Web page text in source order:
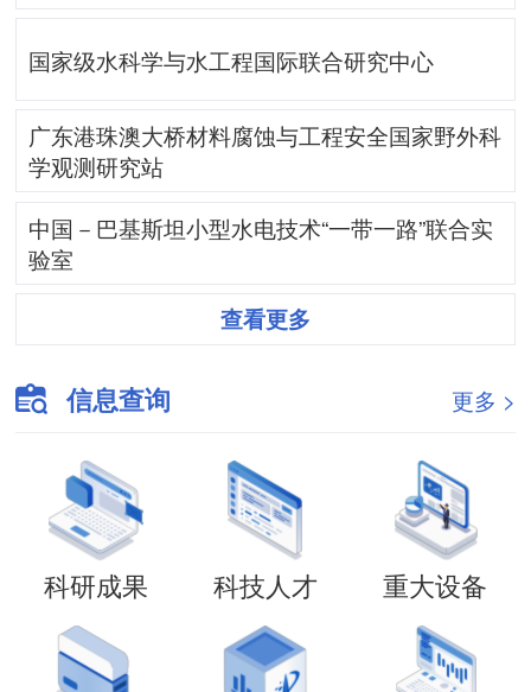
国家级水科学与水工程国际联合研究中心
广东港珠澳大桥材料腐蚀与工程安全国家野外科
学观测研究站
中国－巴基斯坦小型水电技术“一带一路”联合实
验室
查看更多
信息查询 更多 >
科研成果 科技人才 重大设备